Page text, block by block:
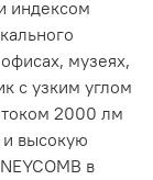
индексом
музеях,
с узким углом
2000 лм
и высокую
в